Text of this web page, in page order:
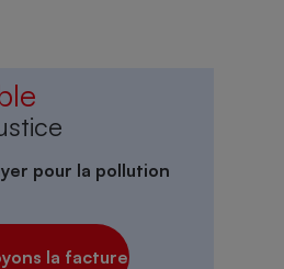
pour la pollution
la facture